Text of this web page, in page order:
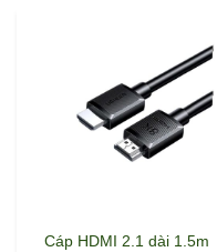
Cáp HDMI 2.1 dài 1.5m